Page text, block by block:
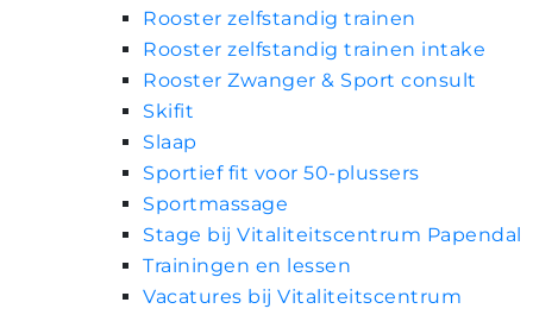
Rooster zelfstandig trainen
Rooster zelfstandig trainen intake
Rooster Zwanger & Sport consult
Skifit
Slaap
Sportief fit voor 50-plussers
Sportmassage
Stage bij Vitaliteitscentrum Papendal
Trainingen en lessen
Vacatures bij Vitaliteitscentrum